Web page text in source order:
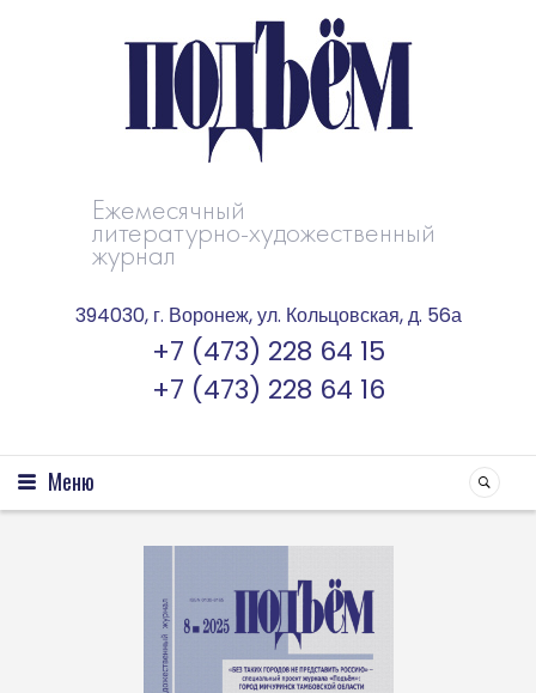
Ежемесячный
литературно-художественный
журнал
394030, г. Воронеж, ул. Кольцовская, д. 56а
+7 (473) 228 64 15
+7 (473) 228 64 16
Меню